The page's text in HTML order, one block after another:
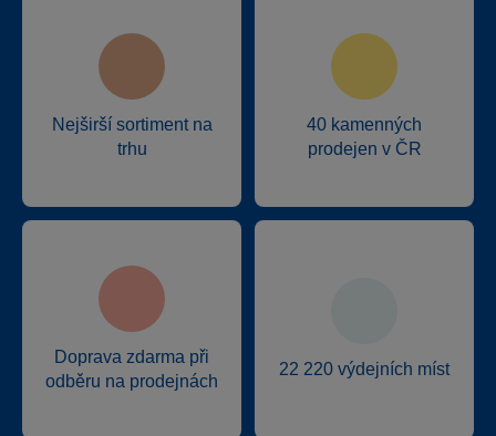
Nejširší sortiment na
trhu
40 kamenných
prodejen v ČR
Doprava zdarma při
odběru na prodejnách
22 220 výdejních míst